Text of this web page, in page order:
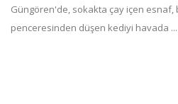
Güngören'de, sokakta çay içen esnaf,
penceresinden düşen kediyi havada ...